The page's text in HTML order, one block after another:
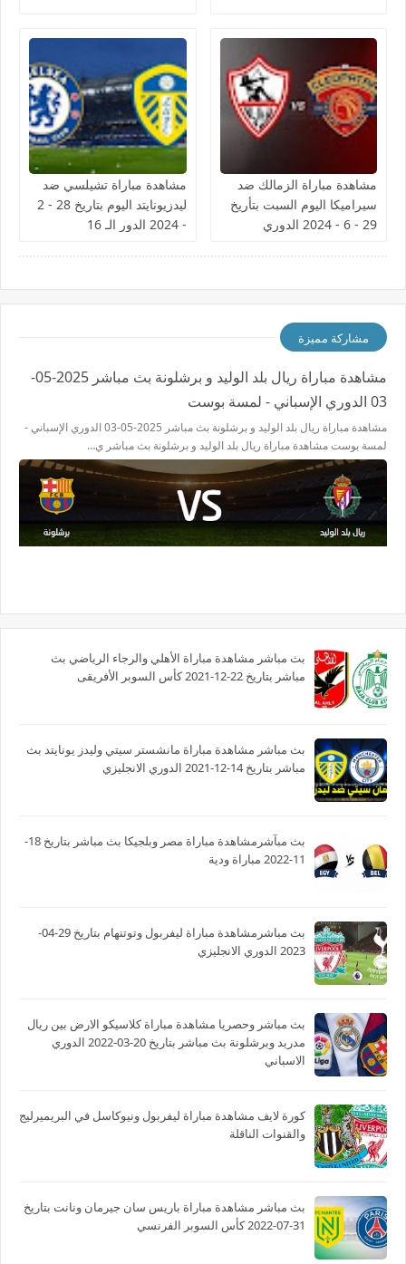
مشاهدة مباراة الزمالك ضد
سيراميكا اليوم السبت بتأريخ
29 - 6 - 2024 الدوري
مشاهدة مباراة تشيلسي ضد
ليدزيونايتد اليوم بتاريخ 28 - 2
- 2024 الدور الـ 16
مشاركة مميزة
مشاهدة مباراة ريال بلد الوليد و برشلونة بث مباشر 2025-05-
03 الدوري الإسباني - لمسة بوست
مشاهدة مباراة ريال بلد الوليد و برشلونة بث مباشر 2025-05-03 الدوري الإسباني -
لمسة بوست مشاهدة مباراة ريال بلد الوليد و برشلونة بث مباشر ي…
بث مباشر مشاهدة مباراة الأهلي والرجاء الرياضي بث
مباشر بتاريخ 22-12-2021 كأس السوبر الأفريقى
بث مباشر مشاهدة مباراة مانشستر سيتي وليدز يونايتد بث
مباشر بتاريخ 14-12-2021 الدوري الانجليزي
بث مبآشرمشاهدة مباراة مصر وبلجيكا بث مباشر بتاريخ 18-
11-2022 مباراة ودية
بث مباشرمشاهدة مباراة ليفربول وتوتنهام بتاريخ 29-04-
2023 الدوري الانجليزي
بث مباشر وحصريا مشاهدة مباراة كلاسيكو الارض بين ريال
مدريد وبرشلونة بث مباشر بتاريخ 20-03-2022 الدوري
الاسباني
كورة لايف مشاهدة مباراة ليفربول ونيوكاسل في البريميرليج
والقنوات الناقلة
بث مباشر مشاهدة مباراة باريس سان جيرمان ونانت بتاريخ
31-07-2022 كأس السوبر الفرنسي